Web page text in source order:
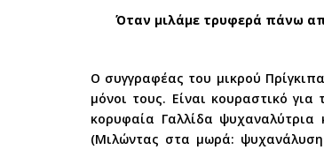
Όταν μιλάμε τρυφερά πάνω
Ο συγγραφέας του μικρού
μόνοι τους. Είναι κουραστικό
κορυφαία Γαλλίδα ψυχαναλύτρια
(Mιλώντας στα μωρά: